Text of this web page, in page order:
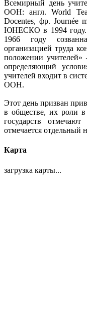
Всемирный день
ООН: англ. World
Docentes, фр. Journée
ЮНЕСКО в 1994 году.
1966 году
организацией труда
положении
определяющий
учителей входит в
ООН.
Этот день призван
в обществе, их роли
государств
отмечается отдельный
Карта
загрузка карты...